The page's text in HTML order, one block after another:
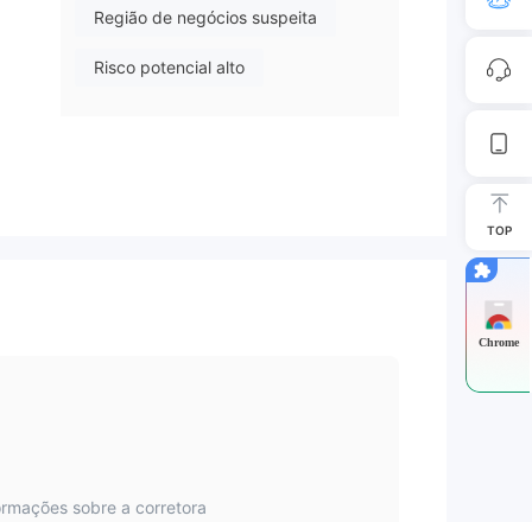
Região de negócios suspeita
Risco potencial alto
sobre a corretora
TOP
Chrome